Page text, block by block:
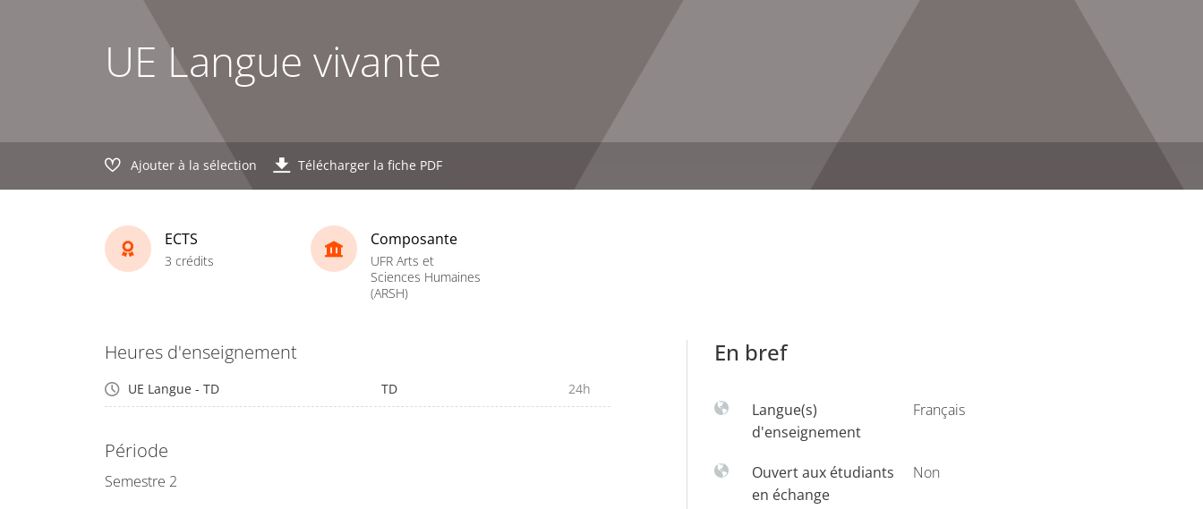
UE Langue vivante
Ajouter à la sélection Télécharger la fiche PDF
ECTS
3 crédits
Composante
UFR Arts et
Sciences Humaines
(ARSH)
Heures d'enseignement
UE Langue - TD TD 24h
Période
Semestre 2
En bref
Langue(s)
d'enseignement
Français
Ouvert aux étudiants
en échange
Non